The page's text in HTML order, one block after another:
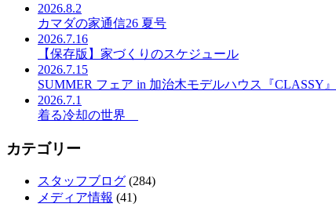
2026.8.2
カマダの家通信26 夏号
2026.7.16
【保存版】家づくりのスケジュール
2026.7.15
SUMMER フェア in 加治木モデルハウス『CLASSY』
2026.7.1
着る冷却の世界
カテゴリー
スタッフブログ (284)
メディア情報 (41)